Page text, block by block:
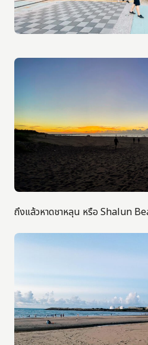
ถึงแล้วหาดชาหลุน หรือ Shalun